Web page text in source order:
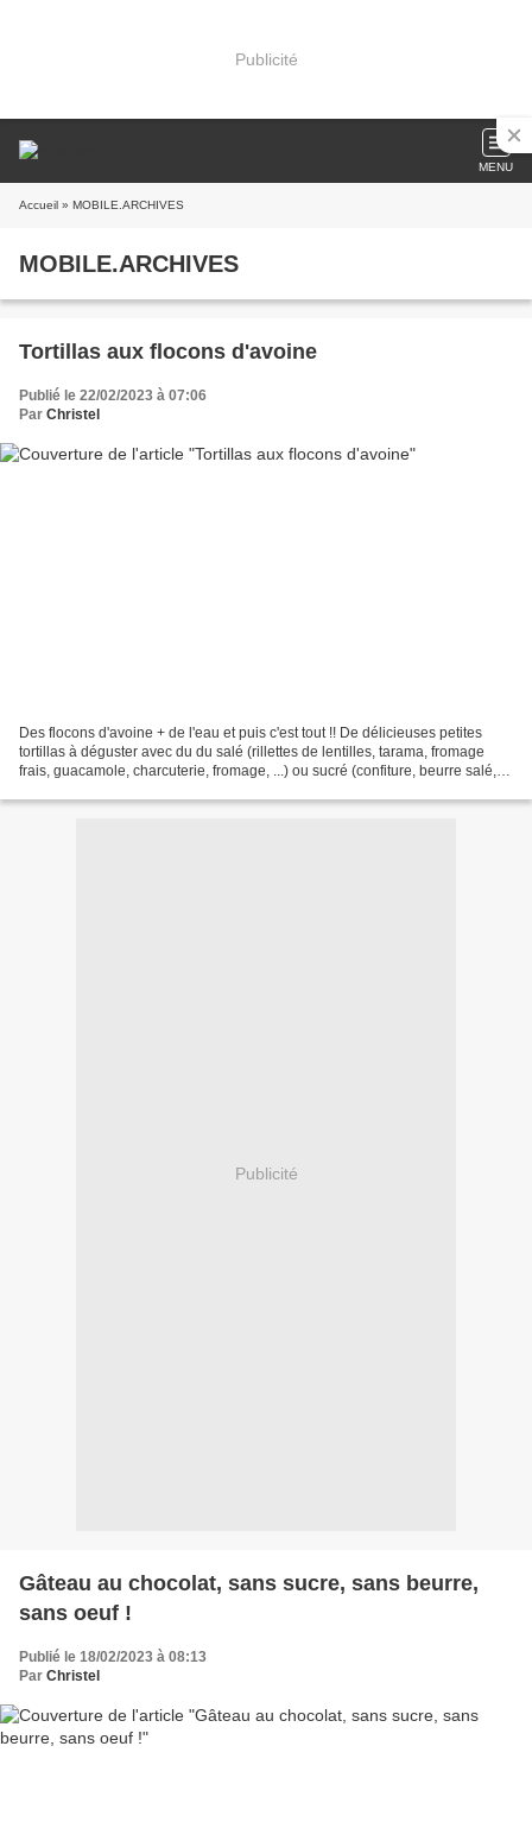
Publicité
MENU
Accueil » MOBILE.ARCHIVES
MOBILE.ARCHIVES
Tortillas aux flocons d'avoine
Publié le 22/02/2023 à 07:06
Par Christel
Des flocons d'avoine + de l'eau et puis c'est tout !! De délicieuses petites
tortillas à déguster avec du du salé (rillettes de lentilles, tarama, fromage
frais, guacamole, charcuterie, fromage, ...) ou sucré (confiture, beurre salé,
Publicité
Gâteau au chocolat, sans sucre, sans beurre,
sans oeuf !
Publié le 18/02/2023 à 08:13
Par Christel